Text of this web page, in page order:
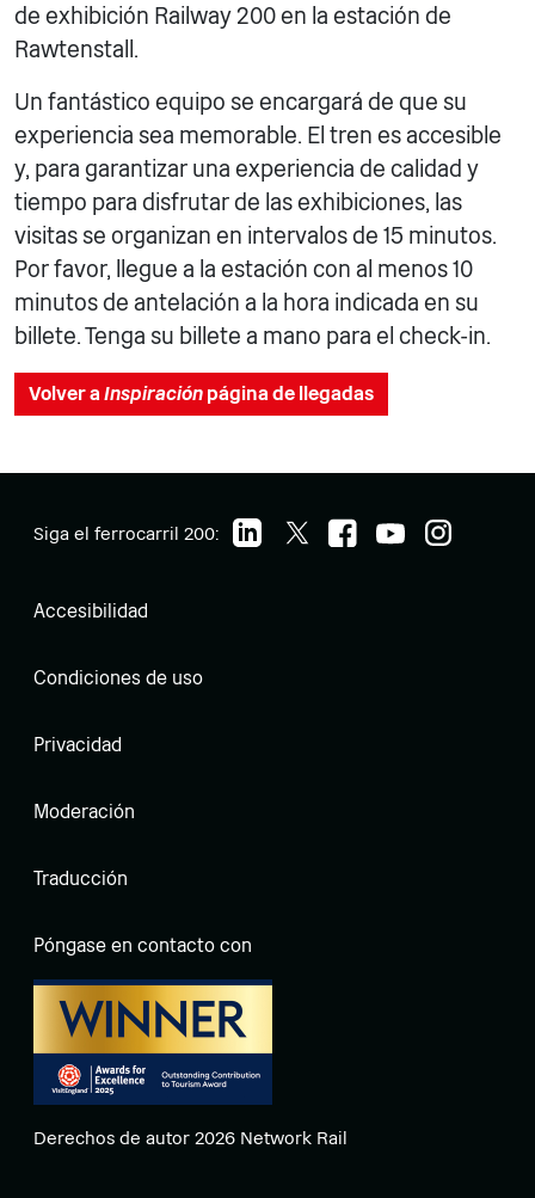
de exhibición Railway 200 en la estación de
Rawtenstall.
Un fantástico equipo se encargará de que su
experiencia sea memorable. El tren es accesible
y, para garantizar una experiencia de calidad y
tiempo para disfrutar de las exhibiciones, las
visitas se organizan en intervalos de 15 minutos.
Por favor, llegue a la estación con al menos 10
minutos de antelación a la hora indicada en su
billete. Tenga su billete a mano para el check-in.
Volver a Inspiración página de llegadas
Siga el ferrocarril 200:
Accesibilidad
Condiciones de uso
Privacidad
Moderación
Traducción
Póngase en contacto con
Derechos de autor 2026 Network Rail